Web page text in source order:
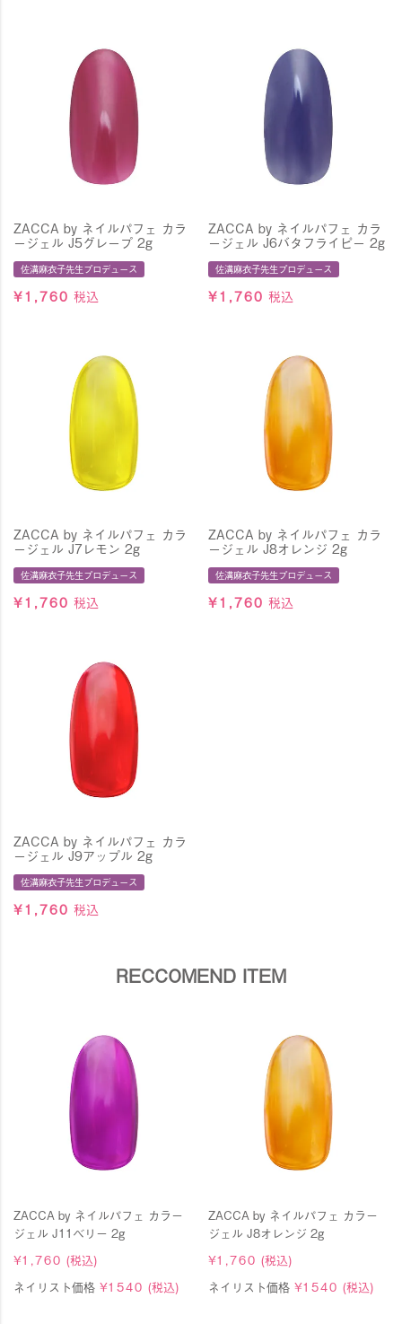
ZACCA by ネイルパフェ カラ
ージェル J5グレープ 2g
佐溝麻衣子先生プロデュース
¥1,760 税込
ZACCA by ネイルパフェ カラ
ージェル J6バタフライピー 2g
佐溝麻衣子先生プロデュース
¥1,760 税込
ZACCA by ネイルパフェ カラ
ージェル J7レモン 2g
佐溝麻衣子先生プロデュース
¥1,760 税込
ZACCA by ネイルパフェ カラ
ージェル J8オレンジ 2g
佐溝麻衣子先生プロデュース
¥1,760 税込
ZACCA by ネイルパフェ カラ
ージェル J9アップル 2g
佐溝麻衣子先生プロデュース
¥1,760 税込
RECCOMEND ITEM
ZACCA by ネイルパフェ カラー
ジェル J11ベリー 2g
¥1,760 (税込)
ネイリスト価格 ¥1540 (税込)
ZACCA by ネイルパフェ カラー
ジェル J8オレンジ 2g
¥1,760 (税込)
ネイリスト価格 ¥1540 (税込)